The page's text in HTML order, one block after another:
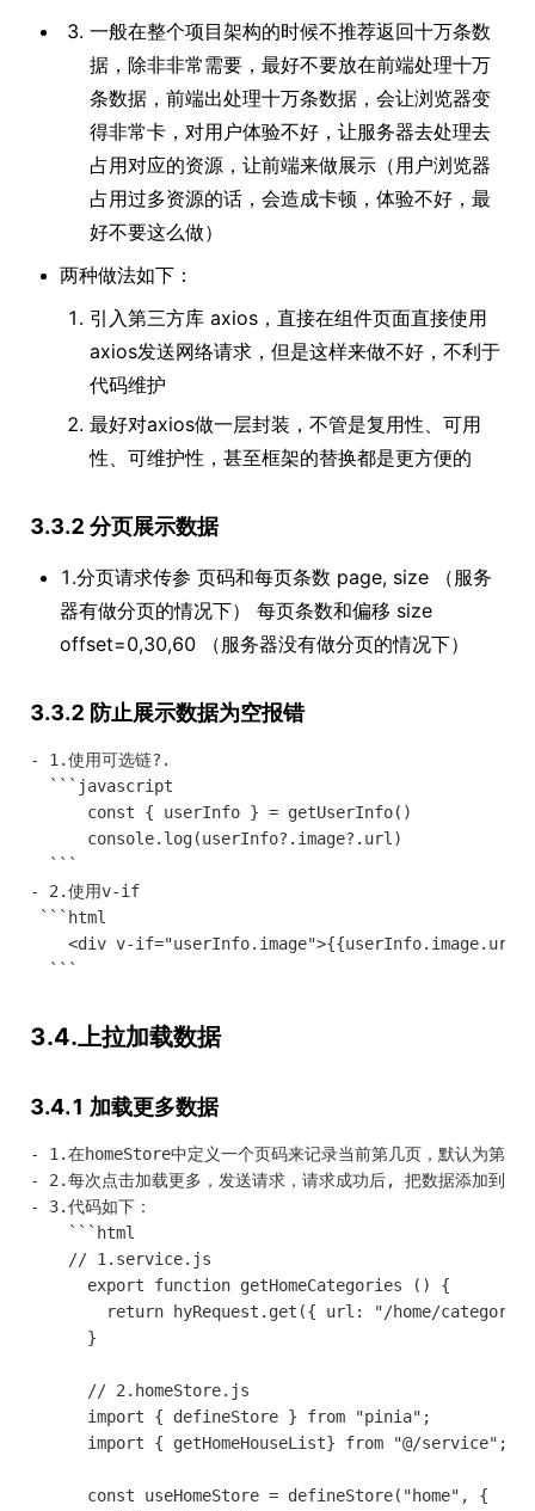
一般在整个项目架构的时候不推荐返回十万条数
据，除非非常需要，最好不要放在前端处理十万
条数据，前端出处理十万条数据，会让浏览器变
得非常卡，对用户体验不好，让服务器去处理去
占用对应的资源，让前端来做展示（用户浏览器
占用过多资源的话，会造成卡顿，体验不好，最
好不要这么做）
两种做法如下：
引入第三方库 axios，直接在组件页面直接使用
axios发送网络请求，但是这样来做不好，不利于
代码维护
最好对axios做一层封装，不管是复用性、可用
性、可维护性，甚至框架的替换都是更方便的
3.3.2 分页展示数据
1.分页请求传参 页码和每页条数 page, size （服务
器有做分页的情况下） 每页条数和偏移 size
offset=0,30,60 （服务器没有做分页的情况下）
3.3.2 防止展示数据为空报错
- 1.使用可选链?.
  ```javascript
      const { userInfo } = getUserInfo()
      console.log(userInfo?.image?.url)
  ```
- 2.使用v-if
```html
<div v-
3.4.上拉加载数据
3.4.1 加载更多数据
- 1.在homeStore中定义一个页码来记录当前第几页，默认为第一
- 2.每次点击加载更多，发送请求，请求成功后, 把数据添加到数
- 3.代码如下：
    ```html
    // 1.service.js
      export function getHomeCategories () {
return hyRequest.get({ url: "/home/
      }
      // 2.homeStore.js
      import { defineStore } from "pinia";
      import { getHomeHouseList} from "@/service";
      const useHomeStore = defineStore("home", {